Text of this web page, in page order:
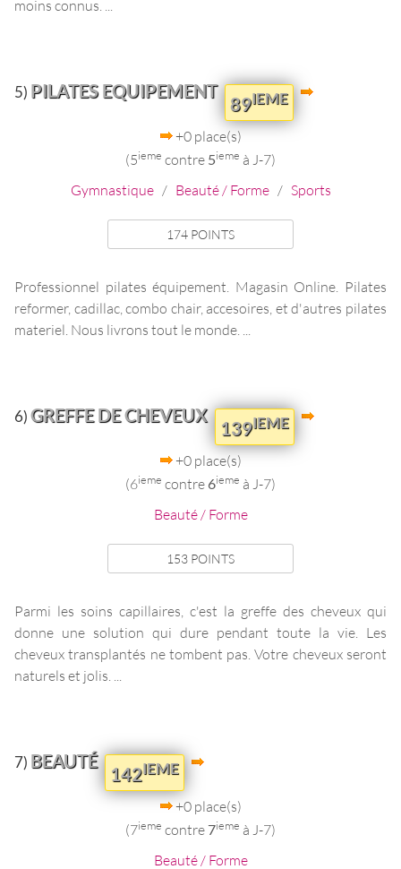
moins connus. ...
5) PILATES EQUIPEMENT
89IEME
+0 place(s)
(5ieme contre 5ieme à J-7)
Gymnastique/ Beauté / Forme/ Sports
174 POINTS
Professionnel pilates équipement. Magasin Online. Pilates
reformer, cadillac, combo chair, accesoires, et d'autres pilates
materiel. Nous livrons tout le monde. ...
6)GREFFE DE CHEVEUX
139IEME
+0 place(s)
(6ieme contre 6ieme à J-7)
Beauté / Forme
153 POINTS
Parmi les soins capillaires, c'est la greffe des cheveux qui
donne une solution qui dure pendant toute la vie. Les
cheveux transplantés ne tombent pas. Votre cheveux seront
naturels et jolis. ...
7) BEAUTÉ
142IEME
+0 place(s)
(7ieme contre 7ieme à J-7)
Beauté / Forme